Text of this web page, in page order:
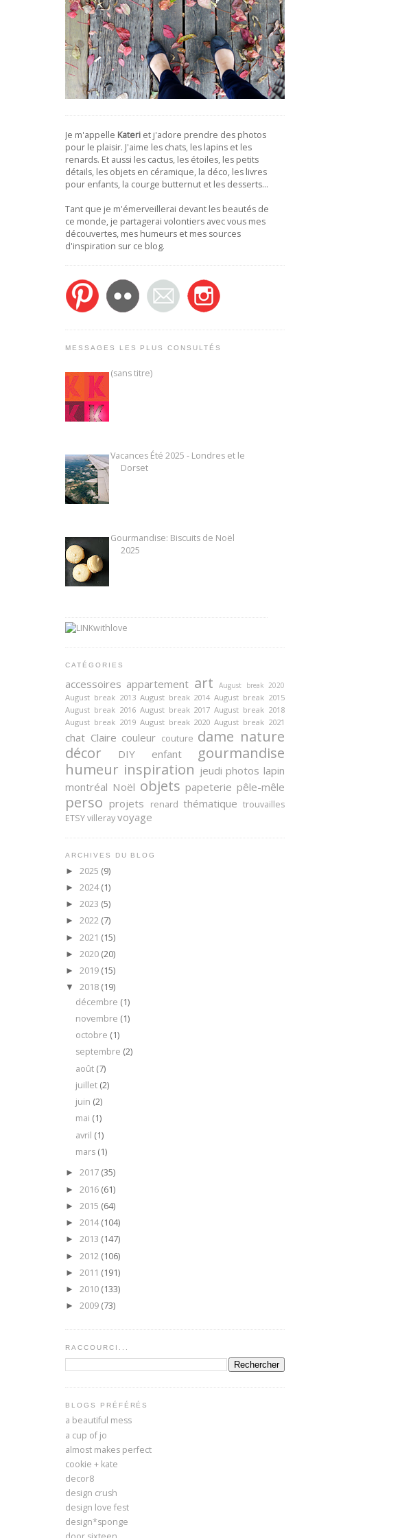
Je m'appelle Kateri et j'adore prendre des photos
pour le plaisir. J'aime les chats, les lapins et les
renards. Et aussi les cactus, les étoiles, les petits
détails, les objets en céramique, la déco, les livres
pour enfants, la courge butternut et les desserts…
Tant que je m'émerveillerai devant les beautés de
ce monde, je partagerai volontiers avec vous mes
découvertes, mes humeurs et mes sources
d'inspiration sur ce blog.
MESSAGES LES PLUS CONSULTÉS
(sans titre)
Vacances Été 2025 - Londres et le
Dorset
Gourmandise: Biscuits de Noël
2025
CATÉGORIES
accessoires appartement art August break 2020
August break 2013 August break 2014 August break 2015
August break 2016 August break 2017 August break 2018
August break 2019 August break 2020 August break 2021
chat Claire couleur couture dame nature
décor
DIY enfant
gourmandise
humeur inspiration jeudi photos lapin
montréal Noël objets papeterie pêle-mêle
perso projets renard thématique trouvailles
ETSYvillerayvoyage
ARCHIVES DU BLOG
► 2025 (9)
► 2024(1)
► 2023 (5)
► 2022 (7)
► 2021 (15)
► 2020 (20)
► 2019 (15)
▼ 2018 (19)
décembre (1)
novembre (1)
octobre (1)
septembre (2)
août (7)
juillet (2)
juin (2)
mai (1)
avril (1)
mars (1)
► 2017 (35)
► 2016 (61)
► 2015 (64)
► 2014(104)
► 2013 (147)
► 2012 (106)
► 2011 (191)
► 2010 (133)
► 2009 (73)
RACCOURCI...
BLOGS PRÉFÉRÉS
a beautiful mess
a cup of jo
almost makes perfect
cookie + kate
decor8
design crush
design love fest
design*sponge